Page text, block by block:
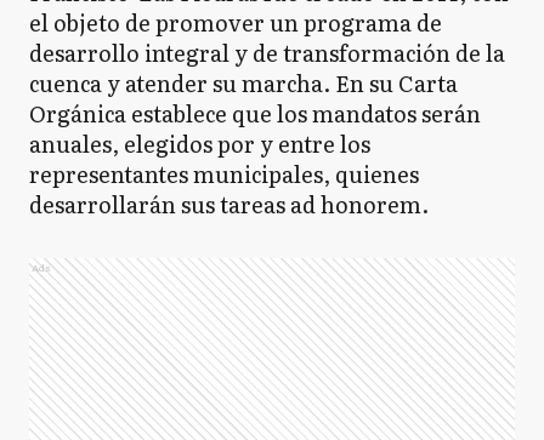
el objeto de promover un programa de
desarrollo integral y de transformación de la
cuenca y atender su marcha. En su Carta
Orgánica establece que los mandatos serán
anuales, elegidos por y entre los
representantes municipales, quienes
desarrollarán sus tareas ad honorem.
Ads